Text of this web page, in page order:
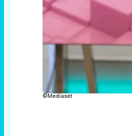
©Mediaset